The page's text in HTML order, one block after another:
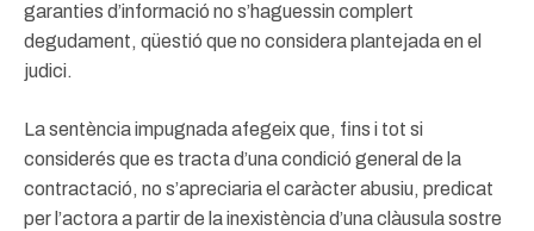
garanties d’informació no s’haguessin complert
degudament, qüestió que no considera plantejada en el
judici.
La sentència impugnada afegeix que, fins i tot si
considerés que es tracta d’una condició general de la
contractació, no s’apreciaria el caràcter abusiu, predicat
per l’actora a partir de la inexistència d’una clàusula sostre